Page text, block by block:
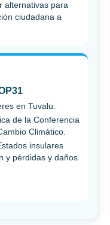
alternativas para
ciudadana a
en Tuvalu.
de la Conferencia
Climático.
insulares
y pérdidas y daños